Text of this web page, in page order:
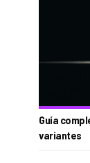
Guía
variantes